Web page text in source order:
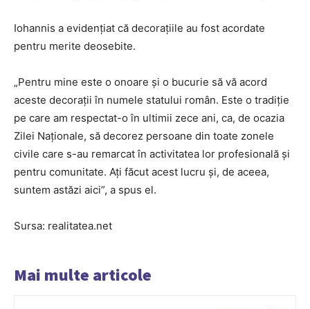
Iohannis a evidenţiat că decoraţiile au fost acordate
pentru merite deosebite.
„Pentru mine este o onoare şi o bucurie să vă acord
aceste decoraţii în numele statului român. Este o tradiţie
pe care am respectat-o în ultimii zece ani, ca, de ocazia
Zilei Naţionale, să decorez persoane din toate zonele
civile care s-au remarcat în activitatea lor profesională şi
pentru comunitate. Aţi făcut acest lucru şi, de aceea,
suntem astăzi aici”, a spus el.
Sursa: realitatea.net
Mai multe articole